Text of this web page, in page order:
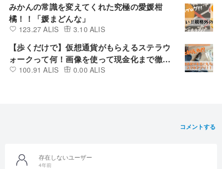
みかんの常識を変えてくれた究極の愛媛柑
橘！！「媛まどんな」
123.27 ALIS 3.10 ALIS
【歩くだけで】仮想通貨がもらえるステラウ
ォークって何！画像を使って現金化まで徹底
解説！！
100.91 ALIS 0.00 ALIS
コメントする
存在しないユーザー
4年前